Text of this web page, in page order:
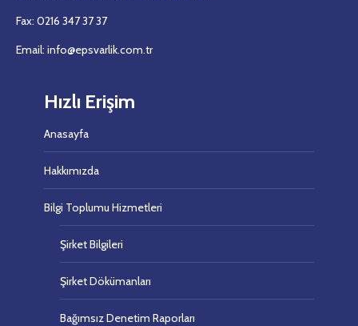
Fax: 0216 347 37 37
Email: info@epsvarlik.com.tr
Hızlı Erişim
Anasayfa
Hakkımızda
Bilgi Toplumu Hizmetleri
Şirket Bilgileri
Şirket Dökümanları
Bağımsız Denetim Raporları